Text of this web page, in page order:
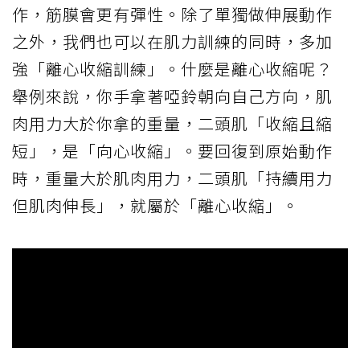
作，筋膜會更有彈性。除了單獨做伸展動作
之外，我們也可以在肌力訓練的同時，多加
強「離心收縮訓練」。什麼是離心收縮呢？
舉例來說，你手拿著啞鈴朝向自己方向，肌
肉用力大於你拿的重量，二頭肌「收縮且縮
短」，是「向心收縮」。要回復到原始動作
時，重量大於肌肉用力，二頭肌「持續用力
但肌肉伸長」，就屬於「離心收縮」。